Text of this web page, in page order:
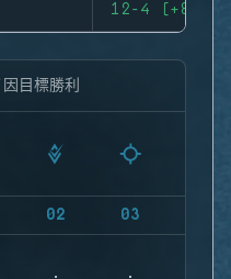
12-4 (+8)
因目標勝利
02 03